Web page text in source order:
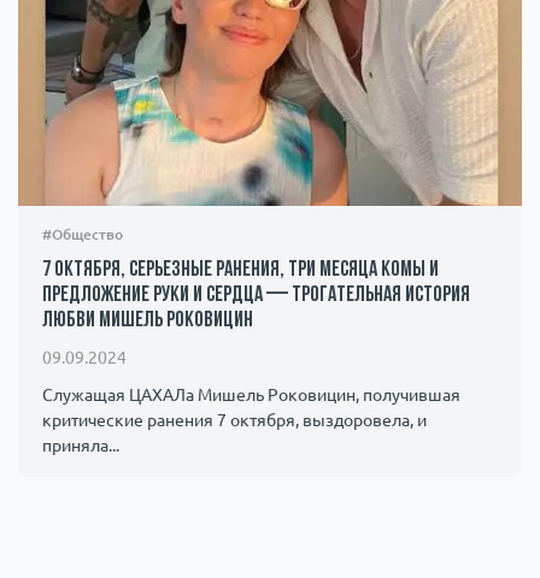
#Общество
7 октября, серьезные ранения, три месяца комы и
предложение руки и сердца — трогательная история
любви Мишель Роковицин
09.09.2024
Служащая ЦАХАЛа Мишель Роковицин, получившая
критические ранения 7 октября, выздоровела, и
приняла...